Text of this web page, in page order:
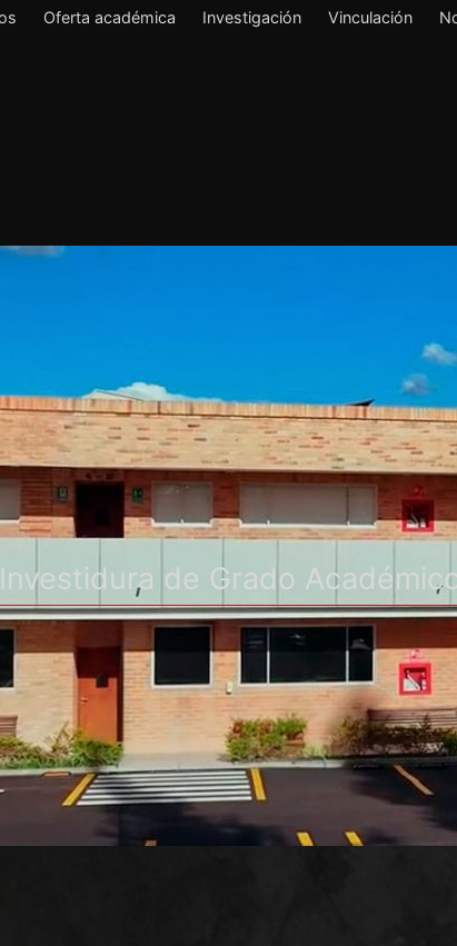
Oferta académica Investigación Vinculación
de Grado